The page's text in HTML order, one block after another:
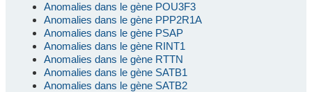
Anomalies dans le gène POU3F3
Anomalies dans le gène PPP2R1A
Anomalies dans le gène PSAP
Anomalies dans le gène RINT1
Anomalies dans le gène RTTN
Anomalies dans le gène SATB1
Anomalies dans le gène SATB2